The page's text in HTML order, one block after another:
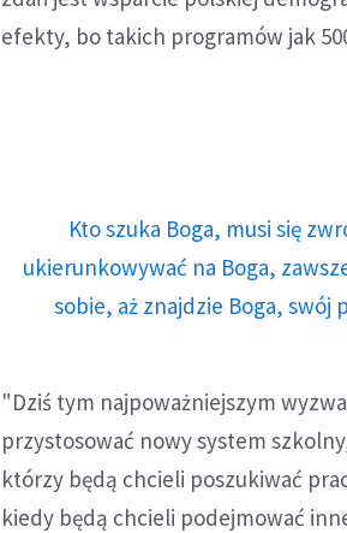
efekty, bo takich programów jak
Kto szuka Boga, musi się
ukierunkowywać na Boga,
sobie, aż znajdzie Boga, swój
"Dziś tym najpoważniejszym
przystosować nowy system
którzy będą chcieli poszukiwać
kiedy będą chcieli podejmować